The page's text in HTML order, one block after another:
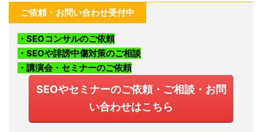
ご依頼・お問い合わせ受付中
・SEOコンサルのご依頼
・SEOや誹謗中傷対策のご相談
・講演会・セミナーのご依頼
SEOやセミナーのご依頼・ご相談・お問
い合わせはこちら